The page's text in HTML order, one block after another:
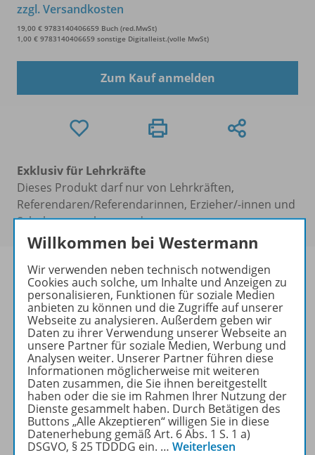
zzgl. Versandkosten
19,00 € 9783140406659 Buch (red.MwSt)
1,00 € 9783140406659 sonstige Digitalleist.(volle MwSt)
Zum Kauf anmelden
Exklusiv für Lehrkräfte
Dieses Produkt darf nur von Lehrkräften,
Referendaren/Referendarinnen, Erzieher/-innen und
Schulen erworben werden.
Produktinformationen
Zugehörige Produkte
Benachrichtigungs-Service
Willkommen bei Westermann
Wir verwenden neben technisch notwendigen
Cookies auch solche, um Inhalte und Anzeigen zu
personalisieren, Funktionen für soziale Medien
anbieten zu können und die Zugriffe auf unserer
Webseite zu analysieren. Außerdem geben wir
Daten zu ihrer Verwendung unserer Webseite an
unsere Partner für soziale Medien, Werbung und
Analysen weiter. Unserer Partner führen diese
Informationen möglicherweise mit weiteren
Daten zusammen, die Sie ihnen bereitgestellt
haben oder die sie im Rahmen Ihrer Nutzung der
Dienste gesammelt haben. Durch Betätigen des
Buttons „Alle Akzeptieren“ willigen Sie in diese
Datenerhebung gemäß Art. 6 Abs. 1 S. 1 a)
DSGVO, § 25 TDDDG ein. … Weiterlesen